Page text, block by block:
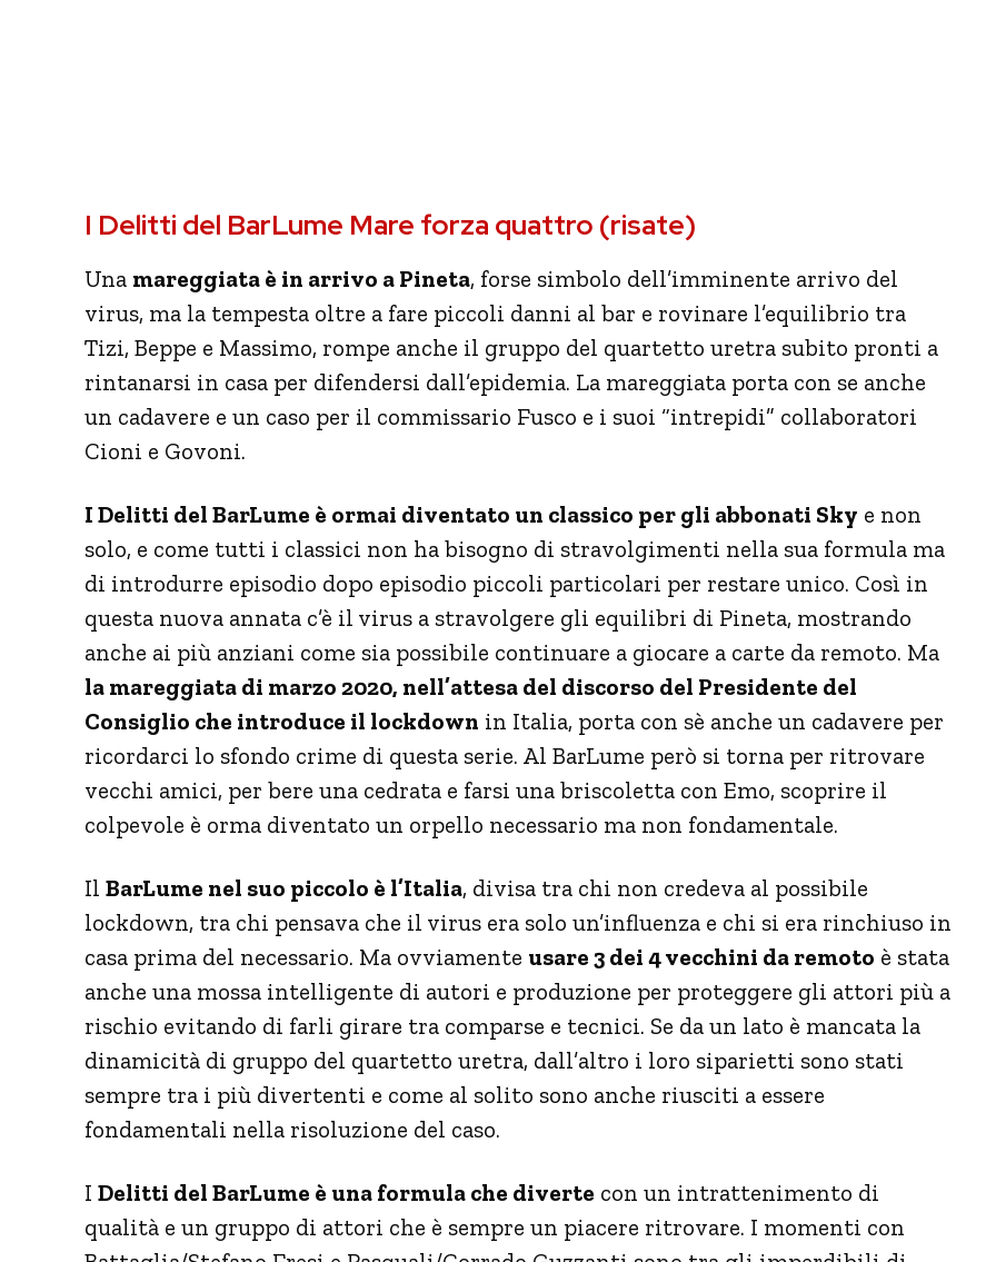
I Delitti del BarLume Mare forza quattro (risate)
Una mareggiata è in arrivo a Pineta, forse simbolo dell’imminente arrivo del
virus, ma la tempesta oltre a fare piccoli danni al bar e rovinare l’equilibrio tra
Tizi, Beppe e Massimo, rompe anche il gruppo del quartetto uretra subito pronti a
rintanarsi in casa per difendersi dall’epidemia. La mareggiata porta con se anche
un cadavere e un caso per il commissario Fusco e i suoi “intrepidi” collaboratori
Cioni e Govoni.
I Delitti del BarLume è ormai diventato un classico per gli abbonati Sky e non
solo, e come tutti i classici non ha bisogno di stravolgimenti nella sua formula ma
di introdurre episodio dopo episodio piccoli particolari per restare unico. Così in
questa nuova annata c’è il virus a stravolgere gli equilibri di Pineta, mostrando
anche ai più anziani come sia possibile continuare a giocare a carte da remoto. Ma
la mareggiata di marzo 2020, nell’attesa del discorso del Presidente del
Consiglio che introduce il lockdown in Italia, porta con sè anche un cadavere per
ricordarci lo sfondo crime di questa serie. Al BarLume però si torna per ritrovare
vecchi amici, per bere una cedrata e farsi una briscoletta con Emo, scoprire il
colpevole è orma diventato un orpello necessario ma non fondamentale.
Il BarLume nel suo piccolo è l’Italia, divisa tra chi non credeva al possibile
lockdown, tra chi pensava che il virus era solo un’influenza e chi si era rinchiuso in
casa prima del necessario. Ma ovviamente usare 3 dei 4 vecchini da remoto è stata
anche una mossa intelligente di autori e produzione per proteggere gli attori più a
rischio evitando di farli girare tra comparse e tecnici. Se da un lato è mancata la
dinamicità di gruppo del quartetto uretra, dall’altro i loro siparietti sono stati
sempre tra i più divertenti e come al solito sono anche riusciti a essere
fondamentali nella risoluzione del caso.
I Delitti del BarLume è una formula che diverte con un intrattenimento di
qualità e un gruppo di attori che è sempre un piacere ritrovare. I momenti con